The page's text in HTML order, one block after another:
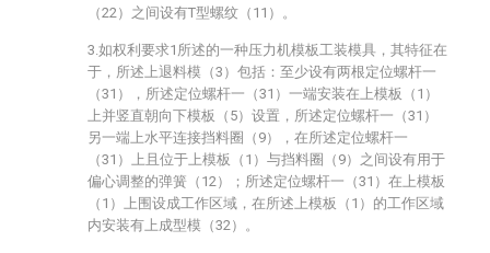
（22）之间设有T型螺纹（11）。
3.如权利要求1所述的一种压力机模板工装模具，其特征在
于，所述上退料模（3）包括：至少设有两根定位螺杆一
（31），所述定位螺杆一（31）一端安装在上模板（1）
上并竖直朝向下模板（5）设置，所述定位螺杆一（31）
另一端上水平连接挡料圈（9），在所述定位螺杆一
（31）上且位于上模板（1）与挡料圈（9）之间设有用于
偏心调整的弹簧（12）；所述定位螺杆一（31）在上模板
（1）上围设成工作区域，在所述上模板（1）的工作区域
内安装有上成型模（32）。